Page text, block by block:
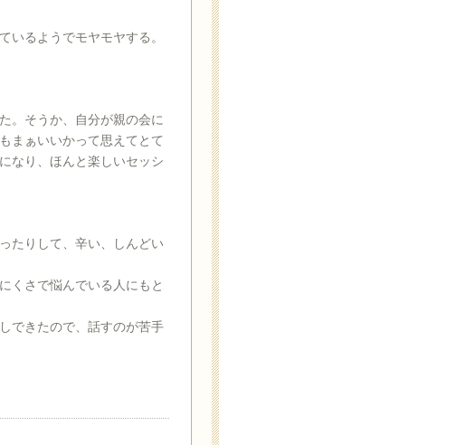
いるようでモヤモヤする。
。そうか、自分が親の会に
まぁいいかって思えてとて
なり、ほんと楽しいセッシ
たりして、辛い、しんどい
くさで悩んでいる人にもと
できたので、話すのが苦手